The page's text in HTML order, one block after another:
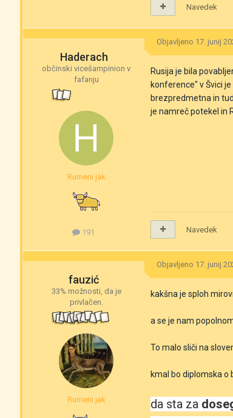
Navedek
Haderach
občinski vicešampinion v
fafanju
Rumeni jak
191
Objavljeno 17. junij
Rusija je bila
konference" v Švici
brezpredmetna in
je namreč potekel in
Navedek
fauzić
33% možnosti, da je
privlačen.
Rumeni jak
Objavljeno 17. junij
kakšna je sploh
a se je nam
To malo sliči na
kmal bo diplomska
da sta za